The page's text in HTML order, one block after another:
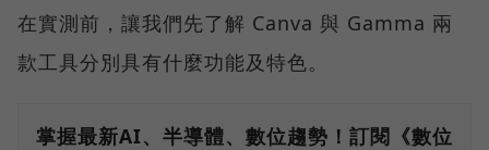
在實測前，讓我們先了解 Canva 與 Gamma 兩
款工具分別具有什麼功能及特色。
掌握最新AI、半導體、數位趨勢！訂閱《數位